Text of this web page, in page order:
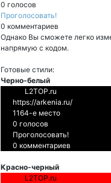
0 голосов
Проголосовать!
0 комментариев
Однако Вы сможете легко
напрямую с кодом.
Готовые стили:
Черно-белый
L2TOP.ru
https://arkenia.ru/
1164-е место
0 голосов
Проголосовать!
0 комментариев
Красно-черный
L2TOP.ru